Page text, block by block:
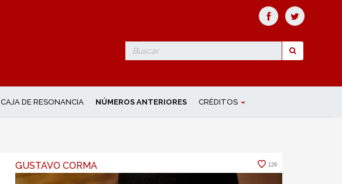
Search
for
CAJA DE RESONANCIA NÚMEROS ANTERIORES CRÉDITOS
GUSTAVO CORMA 129